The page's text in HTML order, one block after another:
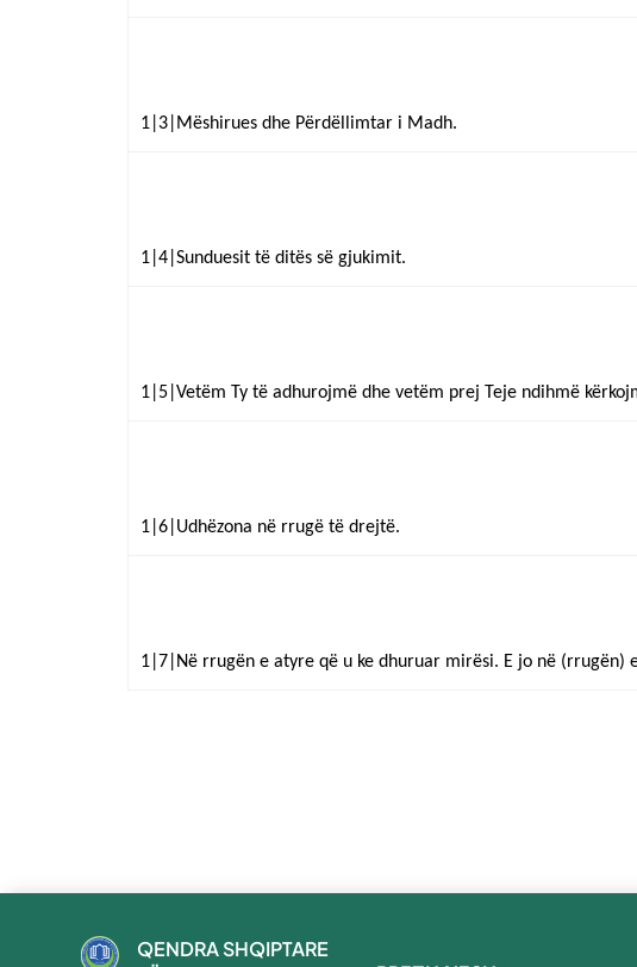
1|3|Mëshirues dhe Përdëllimtar i Madh.
1|4|Sunduesit të ditës së gjukimit.
1|5|Vetëm Ty të adhurojmë dhe vetëm prej Teje ndihmë
1|6|Udhëzona në rrugë të drejtë.
1|7|Në rrugën e atyre që u ke dhuruar mirësi. E jo në (rrugën)
QENDRA SHQIPTARE